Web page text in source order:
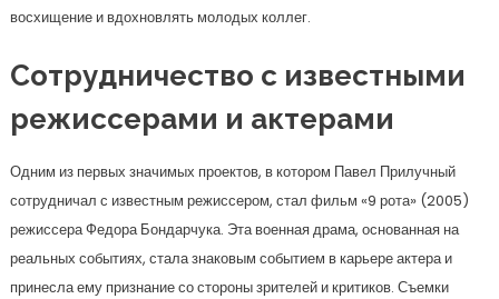
восхищение и вдохновлять молодых коллег.
Сотрудничество с известными
режиссерами и актерами
Одним из первых значимых проектов, в котором Павел Прилучный
сотрудничал с известным режиссером, стал фильм «9 рота» (2005)
режиссера Федора Бондарчука. Эта военная драма, основанная на
реальных событиях, стала знаковым событием в карьере актера и
принесла ему признание со стороны зрителей и критиков. Съемки